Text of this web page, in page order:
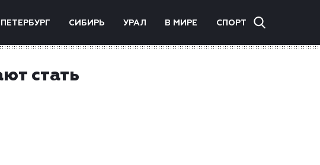
ПЕТЕРБУРГ СИБИРЬ УРАЛ В МИРЕ СПОРТ
стать